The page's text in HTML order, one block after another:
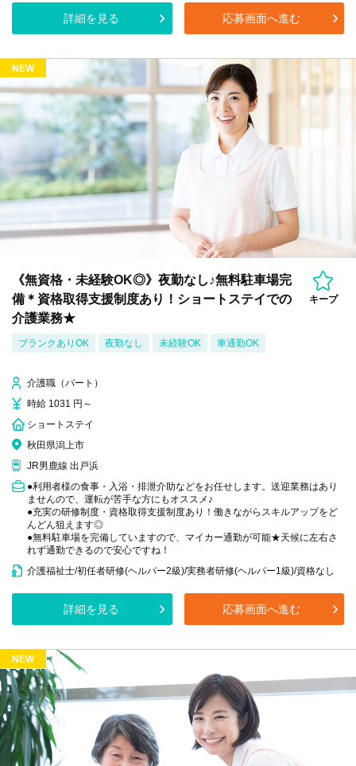
詳細を見る 応募画面へ進む
NEW
《無資格・未経験OK◎》夜勤なし♪無料駐車場完
備＊資格取得支援制度あり！ショートステイでの
介護業務★
キープ
ブランクありOK 夜勤なし 未経験OK 車通勤OK
介護職（パート）
時給 1031 円～
ショートステイ
秋田県潟上市
JR男鹿線 出戸浜
●利用者様の食事・入浴・排泄介助などをお任せします。送迎業務はあり
ませんので、運転が苦手な方にもオススメ♪
●充実の研修制度・資格取得支援制度あり！働きながらスキルアップをど
んどん狙えます◎
●無料駐車場を完備していますので、マイカー通勤が可能★天候に左右さ
れず通勤できるので安心ですね！
介護福祉士/初任者研修(ヘルパー2級)/実務者研修(ヘルパー1級)/資格なし
詳細を見る 応募画面へ進む
NEW